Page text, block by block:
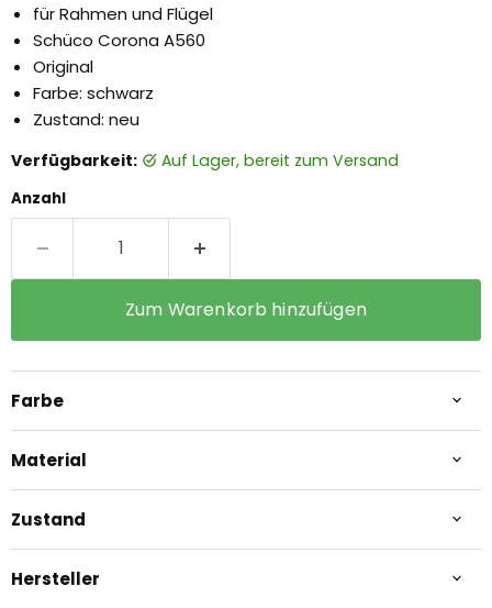
für Rahmen und Flügel
Schüco Corona A560
Original
Farbe: schwarz
Zustand: neu
Verfügbarkeit: auf Lager, bereit zum Versand
Anzahl
Zum Warenkorb hinzufügen
Farbe
Material
Zustand
Hersteller